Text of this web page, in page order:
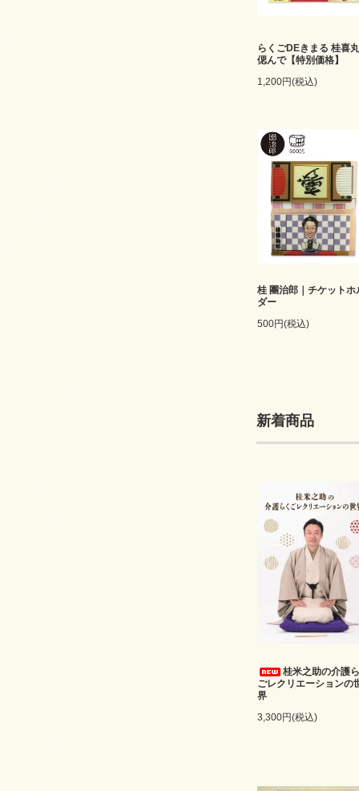
らくごDEきまる 桂喜
偲んで【特別価格】
1,200円(税込)
桂 團治郎｜チケットホ
ダー
500円(税込)
新着商品
桂米之助の介護
ごレクリエーションの
界
3,300円(税込)